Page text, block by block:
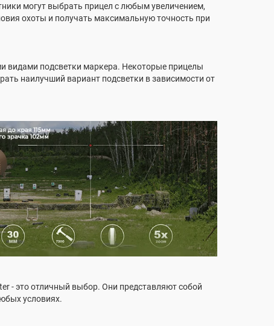
могут выбрать прицел с любым увеличением,
охоты и получать максимальную точность при
видами подсветки маркера. Некоторые прицелы
наилучший вариант подсветки в зависимости от
- это отличный выбор. Они представляют собой
условиях.